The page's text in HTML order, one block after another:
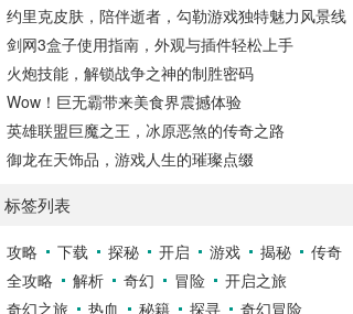
击球手具备出色的视力和反应能力,更需要大
量的训练来培养对球...
约里克皮肤，陪伴逝者，勾勒游戏独特魅力风景线
剑网3盒子使用指南，外观与插件轻松上手
火炮技能，解锁战争之神的制胜密码
Wow！巨无霸带来美食界震撼体验
英雄联盟巨魔之王，冰原恶煞的传奇之路
御龙在天饰品，游戏人生的璀璨点缀
标签列表
攻略 下载 探秘 开启 游戏 揭秘
传奇
全攻略
解析 奇幻 冒险
开启之旅
奇幻之旅
热血 秘籍 探寻
奇幻冒险